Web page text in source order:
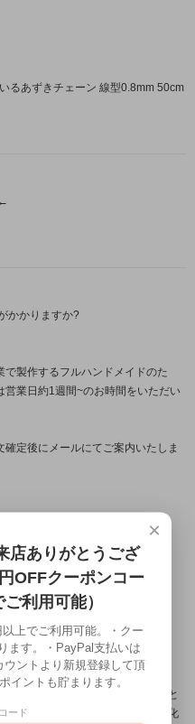
るあずきチェーン 線型0.8mm 50cm
かかりますか?
製作するフルハンドメイドのた
業日約1週間~のお時間をいただい
定後にメールにてご案内いたしま
たほうがいいですか?
めします。
ついて-
る鐘を吊るす留め金の名。
必要不可欠な大事な部分を由来と
銀器の伝統技法を用いながら、進化
×
店ありがとうござ
OFFクーポンコー
利用可能）
上でご利用可能。・クー
ます。・PayPal支払いは
ントより新規登録して頂
イントも貯まります。
ード